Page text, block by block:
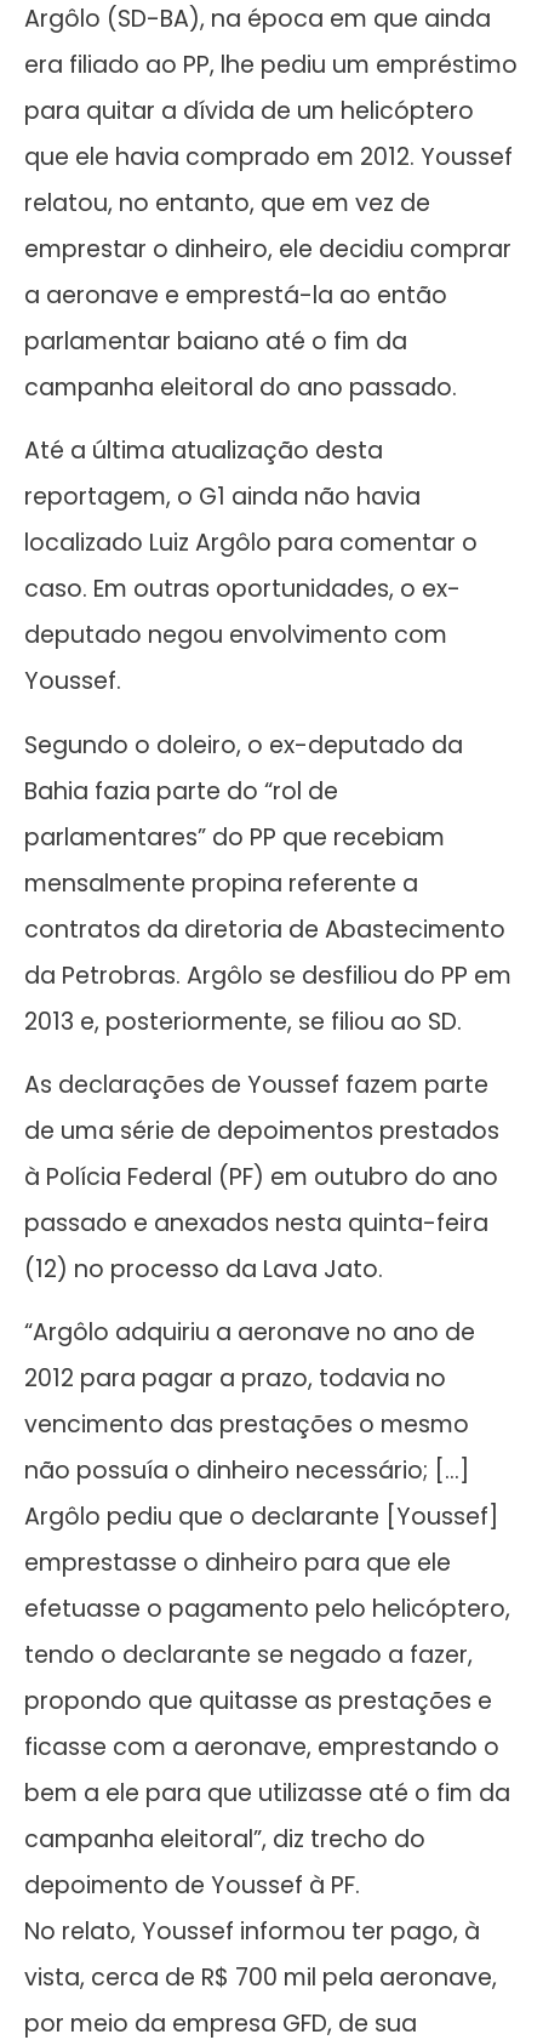
Argôlo (SD-BA), na época em que ainda
era filiado ao PP, lhe pediu um empréstimo
para quitar a dívida de um helicóptero
que ele havia comprado em 2012. Youssef
relatou, no entanto, que em vez de
emprestar o dinheiro, ele decidiu comprar
a aeronave e emprestá-la ao então
parlamentar baiano até o fim da
campanha eleitoral do ano passado.
Até a última atualização desta
reportagem, o G1 ainda não havia
localizado Luiz Argôlo para comentar o
caso. Em outras oportunidades, o ex-
deputado negou envolvimento com
Youssef.
Segundo o doleiro, o ex-deputado da
Bahia fazia parte do “rol de
parlamentares” do PP que recebiam
mensalmente propina referente a
contratos da diretoria de Abastecimento
da Petrobras. Argôlo se desfiliou do PP em
2013 e, posteriormente, se filiou ao SD.
As declarações de Youssef fazem parte
de uma série de depoimentos prestados
à Polícia Federal (PF) em outubro do ano
passado e anexados nesta quinta-feira
(12) no processo da Lava Jato.
“Argôlo adquiriu a aeronave no ano de
2012 para pagar a prazo, todavia no
vencimento das prestações o mesmo
não possuía o dinheiro necessário; […]
Argôlo pediu que o declarante [Youssef]
emprestasse o dinheiro para que ele
efetuasse o pagamento pelo helicóptero,
tendo o declarante se negado a fazer,
propondo que quitasse as prestações e
ficasse com a aeronave, emprestando o
bem a ele para que utilizasse até o fim da
campanha eleitoral”, diz trecho do
depoimento de Youssef à PF.
No relato, Youssef informou ter pago, à
vista, cerca de R$ 700 mil pela aeronave,
por meio da empresa GFD, de sua